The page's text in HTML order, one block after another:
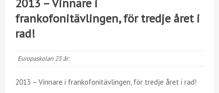
2013 – Vinnare i
frankofonitävlingen, för tredje året i
rad!
Europaskolan 25 år:
2013 – Vinnare i frankofonitävlingen, för tredje året i rad!